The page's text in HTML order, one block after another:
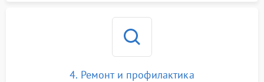
4. Ремонт и профилактика